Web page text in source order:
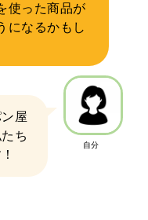
使った商品が
になるかもし
自分
屋
ち